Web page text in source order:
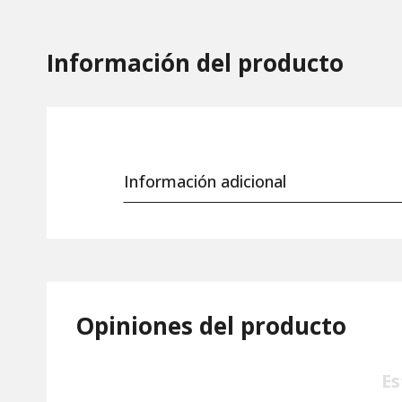
Información del producto
Información adicional
Opiniones del producto